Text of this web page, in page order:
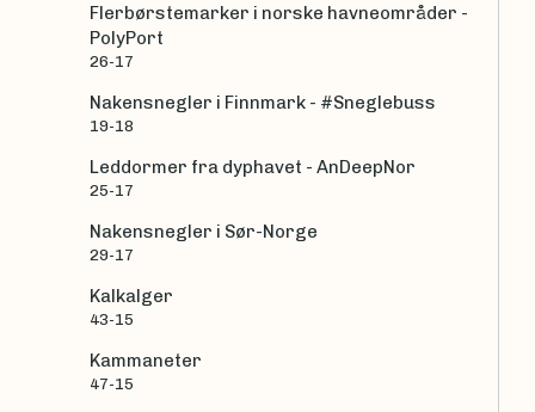
Flerbørstemarker i norske havneområder -
PolyPort
26-17
Nakensnegler i Finnmark - #Sneglebuss
19-18
Leddormer fra dyphavet - AnDeepNor
25-17
Nakensnegler i Sør-Norge
29-17
Kalkalger
43-15
Kammaneter
47-15